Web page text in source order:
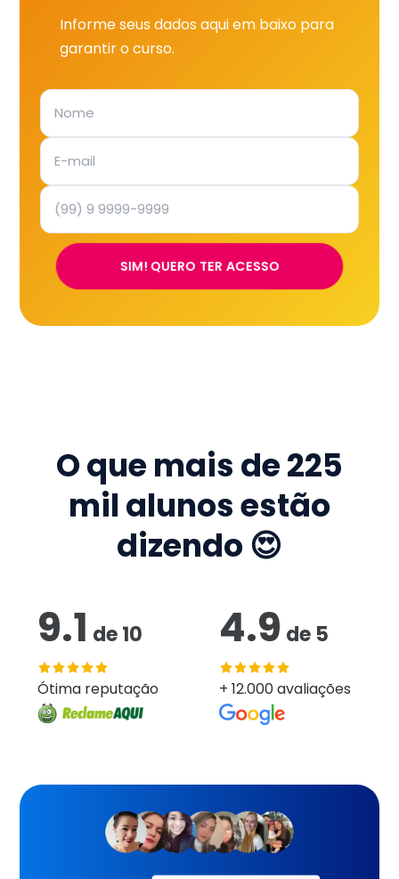
Informe seus dados aqui em baixo para
garantir o curso.
SIM! QUERO TER ACESSO
O que mais de225
mil alunos estão
dizendo 😍
9.1 de10
Ótima reputação
4.9 de 5
+ 12.000 avaliações